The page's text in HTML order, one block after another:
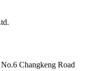
Changkeng Road